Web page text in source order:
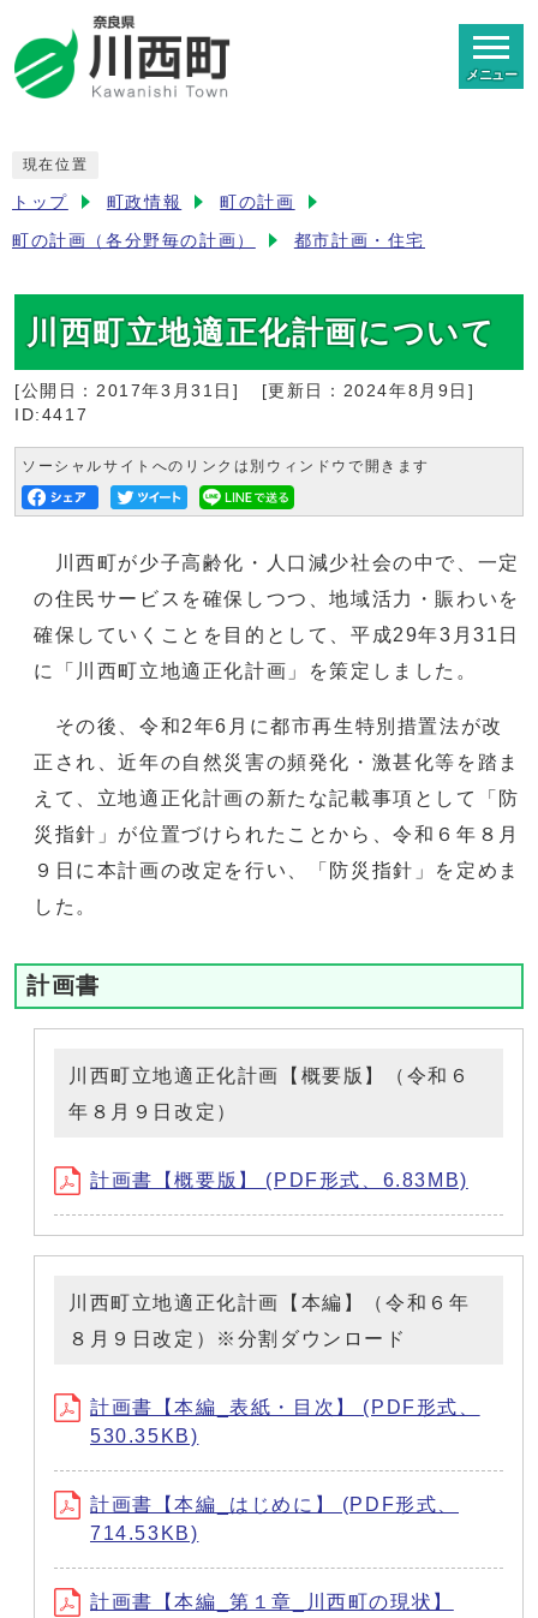
メニュー
現在位置
トップ 町政情報 町の計画
町の計画（各分野毎の計画） 都市計画・住宅
川西町立地適正化計画について
[公開日： 2017年3月31日 ] [更新日： 2024年8月9日]
ID:4417
ソーシャルサイトへのリンクは別ウィンドウで開きます
川西町が少子高齢化・人口減少社会の中で、一定
の住民サービスを確保しつつ、地域活力・賑わいを
確保していくことを目的として、平成29年3月31日
に「川西町立地適正化計画」を策定しました。
その後、令和2年6月に都市再生特別措置法が改
正され、近年の自然災害の頻発化・激甚化等を踏ま
えて、立地適正化計画の新たな記載事項として「防
災指針」が位置づけられたことから、令和６年８月
９日に本計画の改定を行い、「防災指針」を定めま
した。
計画書
川西町立地適正化計画【概要版】（令和６
年８月９日改定）
計画書【概要版】 (PDF形式、6.83MB)
川西町立地適正化計画【本編】（令和６年
８月９日改定）※分割ダウンロード
計画書【本編_表紙・目次】 (PDF形式、
530.35KB)
計画書【本編_はじめに】 (PDF形式、
714.53KB)
計画書【本編_第１章_川西町の現状】